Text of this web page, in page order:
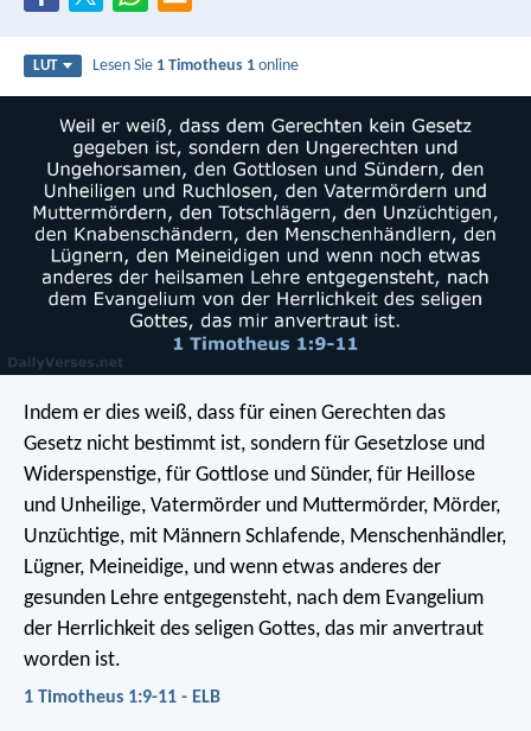
LUT Lesen Sie 1 Timotheus 1 online
Indem er dies weiß, dass für einen Gerechten das
Gesetz nicht bestimmt ist, sondern für Gesetzlose und
Widerspenstige, für Gottlose und Sünder, für Heillose
und Unheilige, Vatermörder und Muttermörder, Mörder,
Unzüchtige, mit Männern Schlafende, Menschenhändler,
Lügner, Meineidige, und wenn etwas anderes der
gesunden Lehre entgegensteht, nach dem Evangelium
der Herrlichkeit des seligen Gottes, das mir anvertraut
worden ist.
1 Timotheus 1:9-11 - ELB